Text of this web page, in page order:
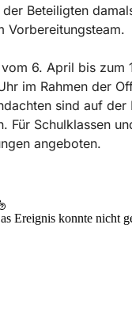
Beteiligten
Vorbereitungsteam.
6. April bis zum
im Rahmen der
sind auf der
Für Schulklassen
angeboten.